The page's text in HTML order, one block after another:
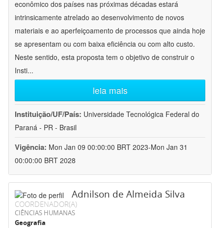
econômico dos países nas próximas décadas estará
intrinsicamente atrelado ao desenvolvimento de novos
materiais e ao aperfeiçoamento de processos que ainda hoje
se apresentam ou com baixa eficiência ou com alto custo.
Neste sentido, esta proposta tem o objetivo de construir o
Insti...
leia mais
Instituição/UF/País: Universidade Tecnológica Federal do
Paraná - PR - Brasil
Vigência: Mon Jan 09 00:00:00 BRT 2023-Mon Jan 31
00:00:00 BRT 2028
Adnilson de Almeida Silva
COORDENADOR(A)
CIÊNCIAS HUMANAS
Geografia